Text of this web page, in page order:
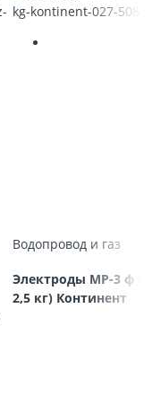
Водопровод и газ
Электроды МР-3 ф
2,5 кг) Континент